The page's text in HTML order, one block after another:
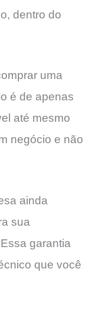
dentro do
uma
é de apenas
até mesmo
negócio e não
ainda
sua
garantia
que você